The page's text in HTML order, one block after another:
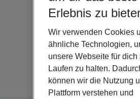
Erlebnis zu
Wir verwenden Cookies
ähnliche Technologien,
unsere Webseite für dich
Laufen zu halten.
können wir die Nutzung
Plattform verstehen und